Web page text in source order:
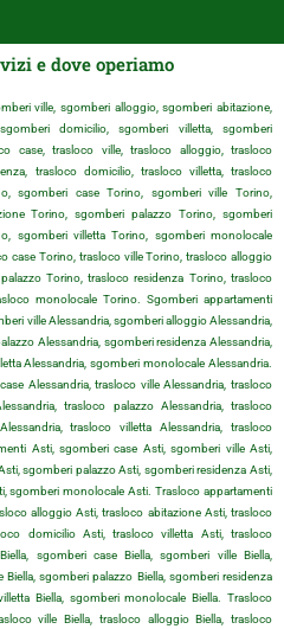
e dove operiamo
ville, sgomberi alloggio, sgomberi abitazione,
domicilio, sgomberi villetta, sgomberi
case, trasloco ville, trasloco alloggio, trasloco
trasloco domicilio, trasloco villetta, trasloco
sgomberi case Torino, sgomberi ville Torino,
Torino, sgomberi palazzo Torino, sgomberi
sgomberi villetta Torino, sgomberi monolocale
case Torino, trasloco ville Torino, trasloco alloggio
Torino, trasloco residenza Torino, trasloco
monolocale Torino. Sgomberi appartamenti
ville Alessandria, sgomberi alloggio Alessandria,
Alessandria, sgomberi residenza Alessandria,
Alessandria, sgomberi monolocale Alessandria.
Alessandria, trasloco ville Alessandria, trasloco
trasloco palazzo Alessandria, trasloco
trasloco villetta Alessandria, trasloco
Asti, sgomberi case Asti, sgomberi ville Asti,
sgomberi palazzo Asti, sgomberi residenza Asti,
sgomberi monolocale Asti. Trasloco appartamenti
alloggio Asti, trasloco abitazione Asti, trasloco
domicilio Asti, trasloco villetta Asti, trasloco
sgomberi case Biella, sgomberi ville Biella,
sgomberi palazzo Biella, sgomberi residenza
Biella, sgomberi monolocale Biella. Trasloco
ville Biella, trasloco alloggio Biella, trasloco